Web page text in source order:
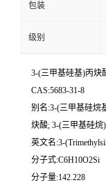
包装
级别
3-(三甲基硅基)丙炔
CAS:5683-31-8
别名:3-(三甲基硅烷
炔酸; 3-(三甲基硅烷
英文名:3-
分子式:C6H10O2Si
分子量:142.228